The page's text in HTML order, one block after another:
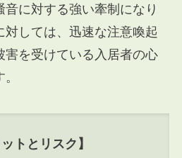
に対する強い牽制になり
対しては、迅速な注意喚起
害を受けている入居者の心
トとリスク】